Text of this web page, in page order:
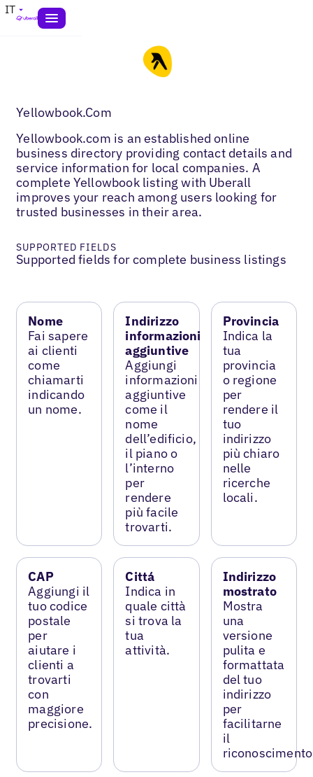
IT
Yellowbook.Com
Yellowbook.com is an established online
business directory providing contact details and
service information for local companies. A
complete Yellowbook listing with Uberall
improves your reach among users looking for
trusted businesses in their area.
SUPPORTED FIELDS
Supported fields for complete business listings
Nome
Fai sapere
ai clienti
come
chiamarti
indicando
un nome.
Indirizzo
informazioni
aggiuntive
Aggiungi
informazioni
aggiuntive
come il
nome
dell’edificio,
il piano o
l’interno
per
rendere
più facile
trovarti.
Provincia
Indica la
tua
provincia
o regione
per
rendere il
tuo
indirizzo
più chiaro
nelle
ricerche
locali.
CAP
Aggiungi il
tuo codice
postale
per
aiutare i
clienti a
trovarti
con
maggiore
precisione.
Cittá
Indica in
quale città
si trova la
tua
attività.
Indirizzo
mostrato
Mostra
una
versione
pulita e
formattata
del tuo
indirizzo
per
facilitarne
il